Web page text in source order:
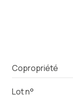
Copropriété
Lot n°